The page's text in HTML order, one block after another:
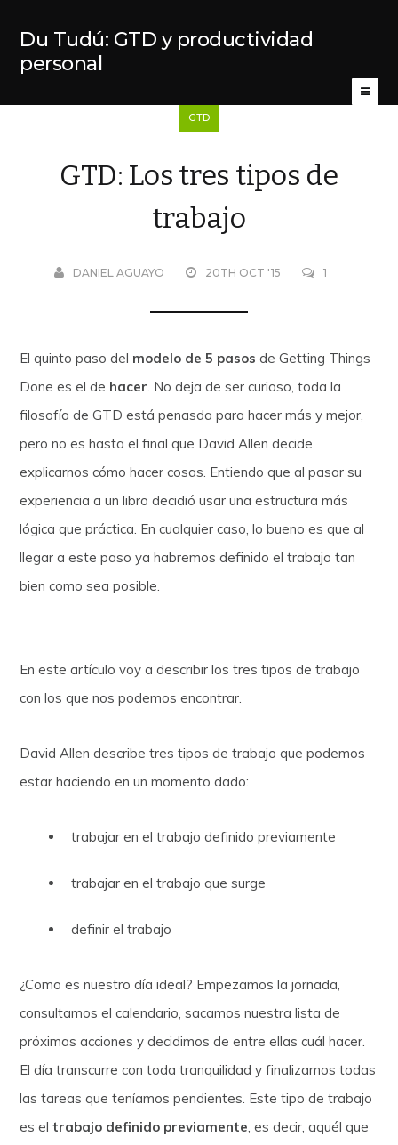
Du Tudú: GTD y productividad
personal
GTD
GTD: Los tres tipos de
trabajo
DANIEL AGUAYO 20TH OCT '15 1
El quinto paso del modelo de 5 pasos de Getting Things
Done es el de hacer. No deja de ser curioso, toda la
filosofía de GTD está penasda para hacer más y mejor,
pero no es hasta el final que David Allen decide
explicarnos cómo hacer cosas. Entiendo que al pasar su
experiencia a un libro decidió usar una estructura más
lógica que práctica. En cualquier caso, lo bueno es que al
llegar a este paso ya habremos definido el trabajo tan
bien como sea posible.
En este artículo voy a describir los tres tipos de trabajo
con los que nos podemos encontrar.
David Allen describe tres tipos de trabajo que podemos
estar haciendo en un momento dado:
trabajar en el trabajo definido previamente
trabajar en el trabajo que surge
definir el trabajo
¿Como es nuestro día ideal? Empezamos la jornada,
consultamos el calendario, sacamos nuestra lista de
próximas acciones y decidimos de entre ellas cuál hacer.
El día transcurre con toda tranquilidad y finalizamos todas
las tareas que teníamos pendientes. Este tipo de trabajo
es eltrabajo definido previamente, es decir, aquél que